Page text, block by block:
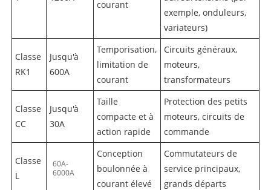
courant
exemple, onduleurs,
variateurs)
Classe
RK1
Jusqu'à
600A
Temporisation,
limitation de
courant
Circuits généraux,
moteurs,
transformateurs
Classe
CC
Jusqu'à
30A
Taille
compacte et à
action rapide
Protection des petits
moteurs, circuits de
commande
Classe
L
60A-
6000A
Conception
boulonnée à
courant élevé
Commutateurs de
service principaux,
grands départs